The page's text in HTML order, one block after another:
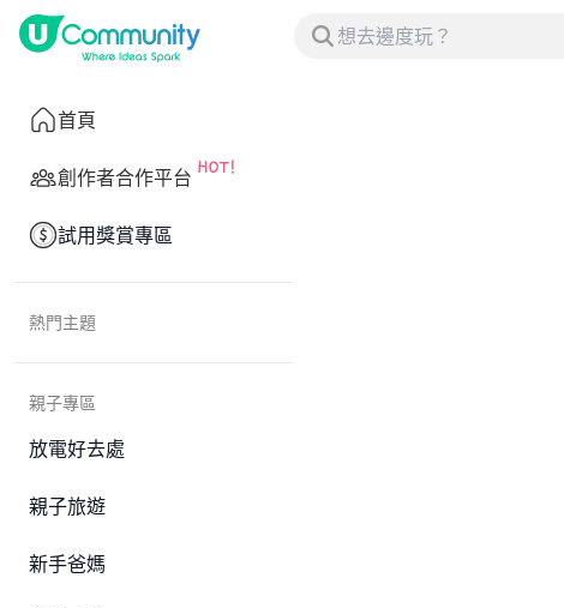
首頁
創作者合作平台
試用獎賞專區
熱門主題
親子專區
放電好去處
親子旅遊
新手爸媽